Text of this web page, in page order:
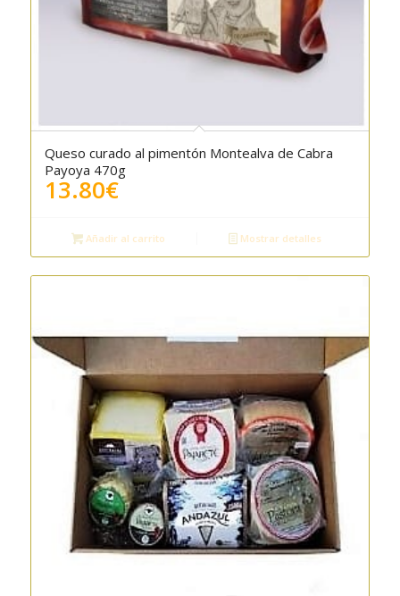
5.00
Queso curado al pimentón Montealva de Cabra
Payoya 470g
13.80€
Añadir al carrito Mostrar detalles